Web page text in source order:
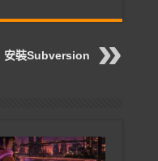
安裝Subversion